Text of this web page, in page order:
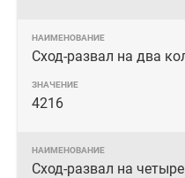
Сход-развал на два
4216
Сход-развал на